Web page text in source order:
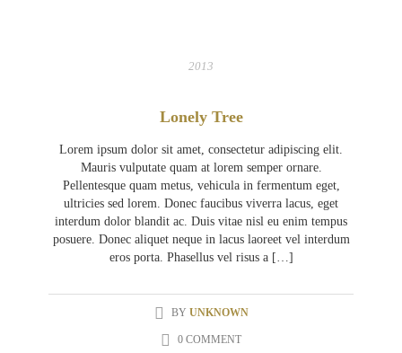
2013
Lonely Tree
Lorem ipsum dolor sit amet, consectetur adipiscing elit.
Mauris vulputate quam at lorem semper ornare.
Pellentesque quam metus, vehicula in fermentum eget,
ultricies sed lorem. Donec faucibus viverra lacus, eget
interdum dolor blandit ac. Duis vitae nisl eu enim tempus
posuere. Donec aliquet neque in lacus laoreet vel interdum
eros porta. Phasellus vel risus a […]
BY UNKNOWN
0 COMMENT